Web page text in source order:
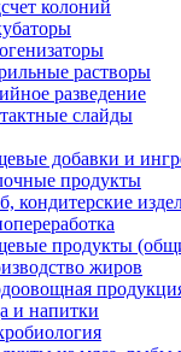
колоний
растворы
разведение
слайды
добавки и
продукты
кондитерские
продукты
жиров
и напитки